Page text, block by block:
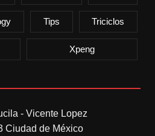
Tips Triciclos
Xpeng
- Vicente Lopez
Ciudad de México